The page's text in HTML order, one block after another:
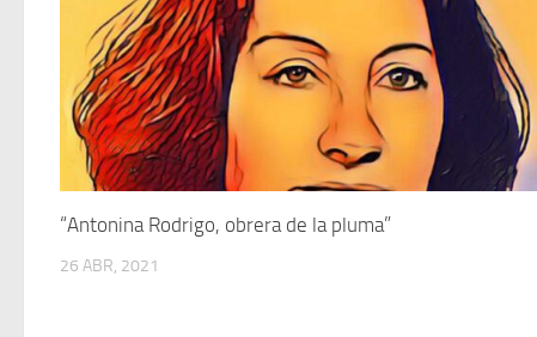
“Antonina Rodrigo, obrera de la pluma”
26 ABR, 2021